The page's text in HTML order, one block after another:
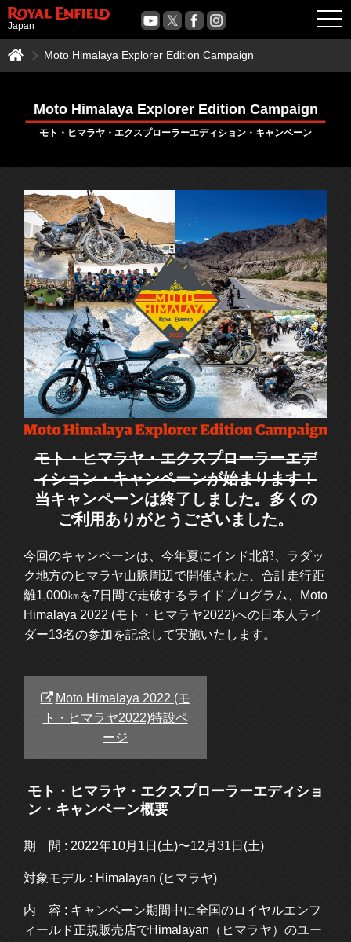
Japan
Moto Himalaya Explorer Edition Campaign
Moto Himalaya Explorer Edition Campaign
モト・ヒマラヤ・エクスプローラーエディション・キャンペーン
モト・ヒマラヤ・エクスプローラーエデ
ィション・キャンペーンが始まります！
当キャンペーンは終了しました。多くの
ご利用ありがとうございました。
今回のキャンペーンは、今年夏にインド北部、ラダッ
ク地方のヒマラヤ山脈周辺で開催された、合計走行距
離1,000㎞を7日間で走破するライドプログラム、Moto
Himalaya 2022 (モト・ヒマラヤ2022)への日本人ライ
ダー13名の参加を記念して実施いたします。
Moto Himalaya 2022 (モ
ト・ヒマラヤ2022)特設ペ
ージ
モト・ヒマラヤ・エクスプローラーエディショ
ン・キャンペーン概要
期 間 : 2022年10月1日(土)〜12月31日(土)
対象モデル : Himalayan (ヒマラヤ)
内 容 : キャンペーン期間中に全国のロイヤルエンフ
ィールド正規販売店でHimalayan（ヒマラヤ）のユー